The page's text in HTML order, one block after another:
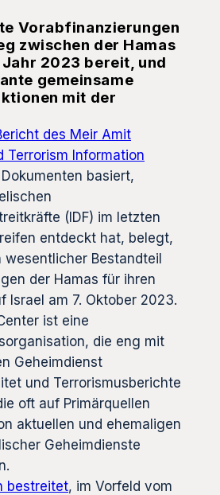
Vorabfinanzierungen
zwischen der Hamas
2023 bereit, und
gemeinsame
mit der
des Meir Amit
Terrorism Information
basiert,
(IDF) im letzten
entdeckt hat, belegt,
wesentlicher Bestandteil
der Hamas für ihren
Israel am 7. Oktober 2023.
ist eine
die eng mit
Geheimdienst
und Terrorismusberichte
oft auf Primärquellen
aktuellen und ehemaligen
Geheimdienste
bestreitet, im Vorfeld vom